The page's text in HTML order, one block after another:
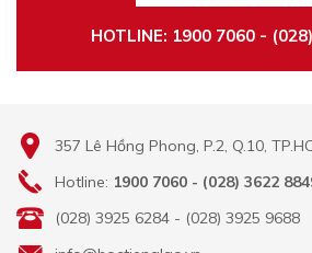
HOTLINE: 1900 7060 -
357 Lê Hồng Phong, P.2, Q.10,
Hotline: 1900 7060 - (028) 3622
(028) 3925 6284 - (028) 3925 9688